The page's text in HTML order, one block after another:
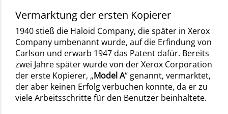
Vermarktung der ersten Kopierer
1940 stieß die Haloid Company, die später in Xerox
Company umbenannt wurde, auf die Erfindung von
Carlson und erwarb 1947 das Patent dafür. Bereits
zwei Jahre später wurde von der Xerox Corporation
der erste Kopierer, „Model A“ genannt, vermarktet,
der aber keinen Erfolg verbuchen konnte, da er zu
viele Arbeitsschritte für den Benutzer beinhaltete.